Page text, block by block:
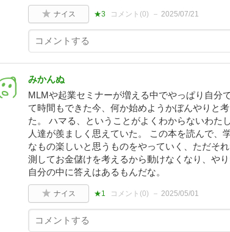
ナイス ★3 コメント(0) 2025/07/21
みかんぬ
MLMや起業セミナーが増える中でやっぱり自分
て時間もできた今、何か始めようかぼんやりと
た。 ハマる、ということがよくわからないわた
人達が羨ましく思えていた。 この本を読んで、
なもの楽しいと思うものをやっていく、ただそ
測してお金儲けを考えるから動けなくなり、や
自分の中に答えはあるもんだな。
ナイス ★1 コメント(0) 2025/05/01